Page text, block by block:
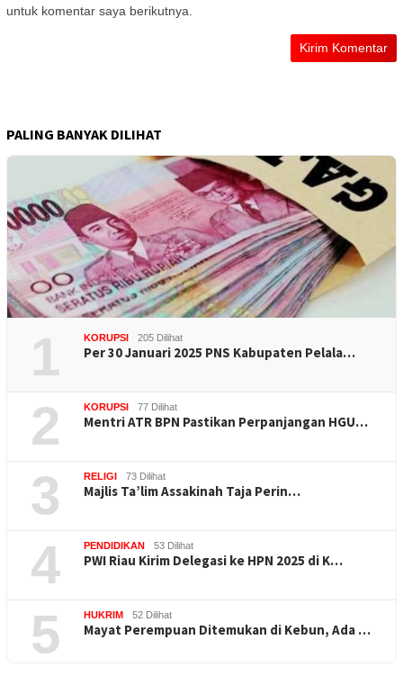
untuk komentar saya berikutnya.
PALING BANYAK DILIHAT
1 KORUPSI 205 Dilihat
Per 30 Januari 2025 PNS Kabupaten Pelala…
2 KORUPSI 77 Dilihat
Mentri ATR BPN Pastikan Perpanjangan HGU…
3 RELIGI 73 Dilihat
Majlis Ta’lim Assakinah Taja Perin…
4 PENDIDIKAN 53 Dilihat
PWI Riau Kirim Delegasi ke HPN 2025 di K…
5 HUKRIM 52 Dilihat
Mayat Perempuan Ditemukan di Kebun, Ada …